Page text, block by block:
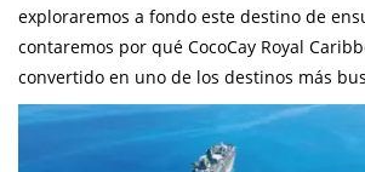
exploraremos a fondo este destino de
contaremos por qué CocoCay Royal
convertido en uno de los destinos más